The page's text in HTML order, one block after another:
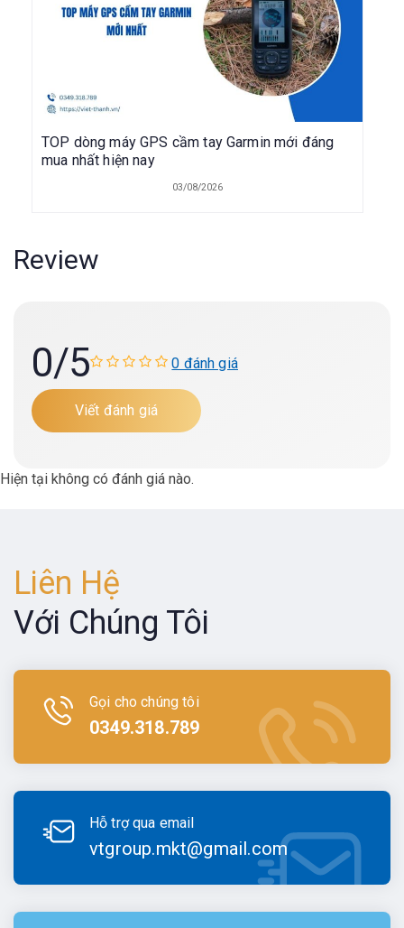
TOP dòng máy GPS cầm tay Garmin mới đáng
mua nhất hiện nay
03/08/2026
Review
0/5 0 đánh giá
Viết đánh giá
Hiện tại không có đánh giá nào.
Liên Hệ
Với Chúng Tôi
Gọi cho chúng tôi
0349.318.789
Hỗ trợ qua email
vtgroup.mkt@gmail.com